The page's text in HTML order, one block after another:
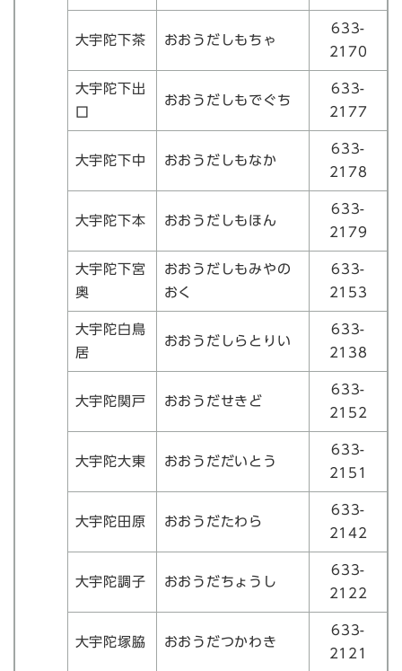
大宇陀下茶 おおうだしもちゃ
633-
2170
大宇陀下出
口
おおうだしもでぐち
633-
2177
大宇陀下中 おおうだしもなか
633-
2178
大宇陀下本 おおうだしもほん
633-
2179
大宇陀下宮
奥
おおうだしもみやの
おく
633-
2153
大宇陀白鳥
居
おおうだしらとりい
633-
2138
大宇陀関戸 おおうだせきど
633-
2152
大宇陀大東 おおうだだいとう
633-
2151
大宇陀田原 おおうだたわら
633-
2142
大宇陀調子 おおうだちょうし
633-
2122
大宇陀塚脇 おおうだつかわき
633-
2121